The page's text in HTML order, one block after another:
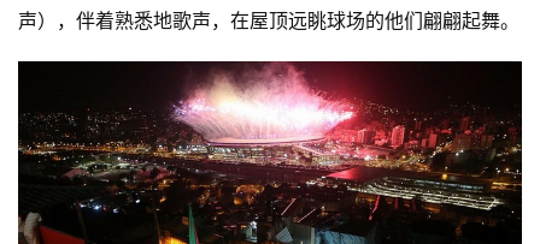
声），伴着熟悉地歌声，在屋顶远眺球场的他们翩翩起舞。